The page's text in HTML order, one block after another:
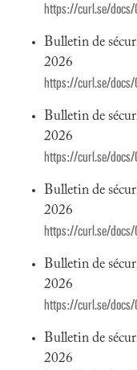
https://curl.se/docs/
Bulletin de
2026
https://curl.se/docs/
Bulletin de
2026
https://curl.se/docs/
Bulletin de
2026
https://curl.se/docs/
Bulletin de
2026
https://curl.se/docs/
Bulletin de
2026